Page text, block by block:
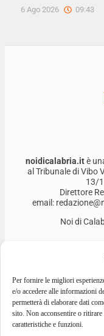
Per fornire le migliori
e/o accedere alle informazioni
permetterà di elaborare dati
sito. Non acconsentire o
caratteristiche e funzioni.
6 Ago 2026 09:43
noidicalabria.itè
al Tribunale di Vibo
13/
Direttore
email:
Noi di